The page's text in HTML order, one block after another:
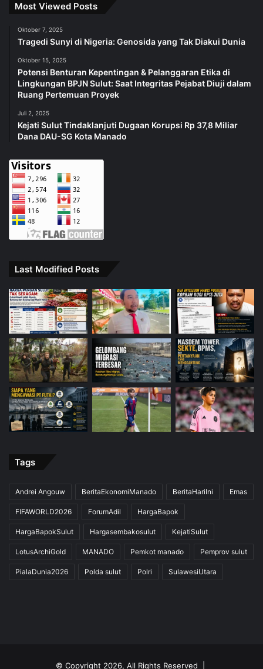
Most Viewed Posts
Oktober 7, 2025
Tragedi Sunyi di Nigeria: Genosida yang Tak Diakui Dunia
Oktober 15, 2025
Potensi Benturan Kepentingan & Pelanggaran Etika di
Lingkungan BPJN Sulut: Saat Integritas Pejabat Diuji dalam
Ruang Pertemuan Proyek
Juli 2, 2025
Kejati Sulut Tindaklanjuti Dugaan Korupsi Rp 37,8 Miliar
Dana DAU-SG Kota Manado
Last Modified Posts
Tags
Andrei Angouw BeritaEkonomiManado BeritaHariIni Emas
FIFAWORLD2026 ForumAdil HargaBapok
HargaBapokSulut Hargasembakosulut KejatiSulut
LotusArchiGold MANADO Pemkot manado Pemprov sulut
PialaDunia2026 Polda sulut Polri SulawesiUtara
© Copyright 2026, All Rights Reserved |